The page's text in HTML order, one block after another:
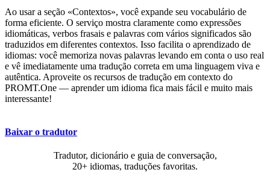
Ao usar a seção «Contextos», você expande seu vocabulário de
forma eficiente. O serviço mostra claramente como expressões
idiomáticas, verbos frasais e palavras com vários significados são
traduzidos em diferentes contextos. Isso facilita o aprendizado de
idiomas: você memoriza novas palavras levando em conta o uso real
e vê imediatamente uma tradução correta em uma linguagem viva e
autêntica. Aproveite os recursos de tradução em contexto do
PROMT.One — aprender um idioma fica mais fácil e muito mais
interessante!
Baixar o tradutor
Tradutor, dicionário e guia de conversação,
20+ idiomas, traduções favoritas.